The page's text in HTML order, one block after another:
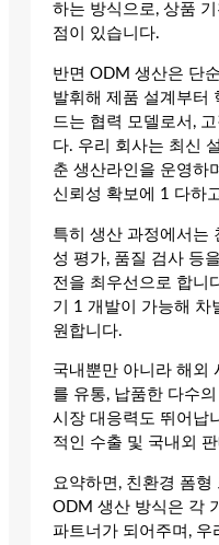
하는 방식으로, 상품
점이 있습니다.
반면 ODM 생산은 단
발휘해 제품 설계부터
드는 협력 모델로서,
다. 우리 회사는 최신
춘 생산라인을 운영하
신뢰성 확보에 1 다하
특히 생산 과정에서는
성 평가, 품질 검사 등
전을 최우선으로 합니
기 1 개발이 가능해 차
원합니다.
국내뿐만 아니라 해외
를 유통, 납품한 다수
시장 대응력도 뛰어납
적인 수출 및 국내외
요약하면, 친환경 폼
ODM 생산 방식은 각
파트너가 되어주며,